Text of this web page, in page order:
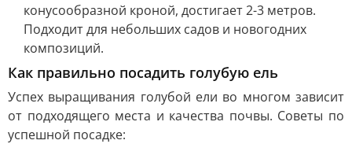
конусообразной кроной, достигает 2-3 метров.
Подходит для небольших садов и новогодних
композиций.
Как правильно посадить голубую ель
Успех выращивания голубой ели во многом зависит
от подходящего места и качества почвы. Советы по
успешной посадке: